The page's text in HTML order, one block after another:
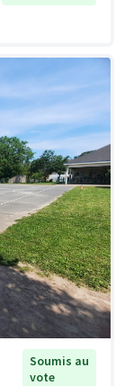
Soumis au
vote